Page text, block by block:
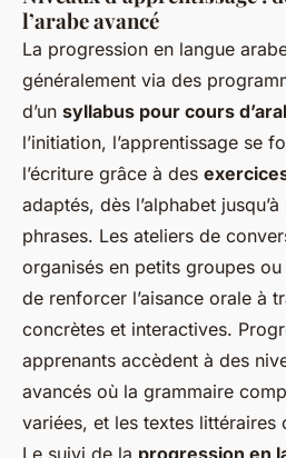
l’arabe avancé
La progression en langue
généralement via des
d’un syllabus pour cours
l’initiation, l’apprentissage se
l’écriture grâce à des
adaptés, dès l’alphabet
phrases. Les ateliers de
organisés en petits groupes
de renforcer l’aisance orale à
concrètes et interactives.
apprenants accèdent à des
avancés où la grammaire
variées, et les textes littéraires